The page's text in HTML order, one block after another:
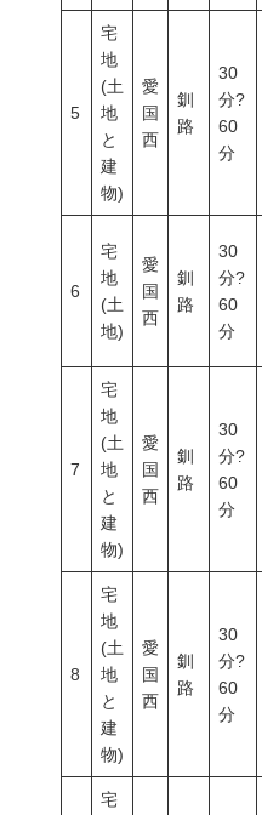
5
宅
地
(土
地
と
建
物)
愛
国
西
釧
路
30
分?
60
分
6
宅
地
(土
地)
愛
国
西
釧
路
30
分?
60
分
7
宅
地
(土
地
と
建
物)
愛
国
西
釧
路
30
分?
60
分
8
宅
地
(土
地
と
建
物)
愛
国
西
釧
路
30
分?
60
分
宅